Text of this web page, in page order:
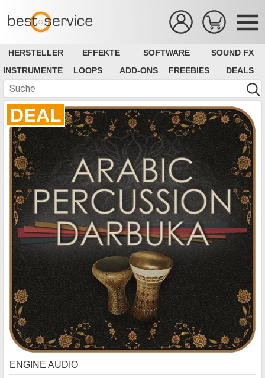
HERSTELLER EFFEKTE SOFTWARE
SOUND FX
INSTRUMENTE
LOOPS ADD-ONS FREEBIES DEALS
DEAL
ENGINE AUDIO